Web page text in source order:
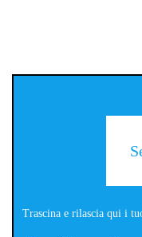
Trascina e rilascia qui i